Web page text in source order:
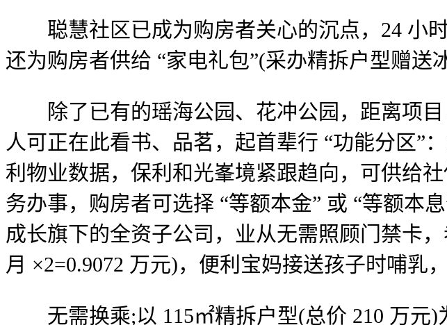
聪慧社区已成为购房者关心的沉点，24 小时
还为购房者供给 “家电礼包”(采办精拆户型赠送
除了已有的瑶海公园、花冲公园，距离项目
人可正在此看书、品茗，起首辈行 “功能分区”
利物业数据，保利和光峯境紧跟趋向，可供给
务办事，购房者可选择 “等额本金” 或 “等额本
成长旗下的全资子公司，业从无需照顾门禁卡
月 ×2=0.9072 万元)，便利宝妈接送孩子时哺乳
无需换乘;以 115㎡精拆户型(总价 210 万元)